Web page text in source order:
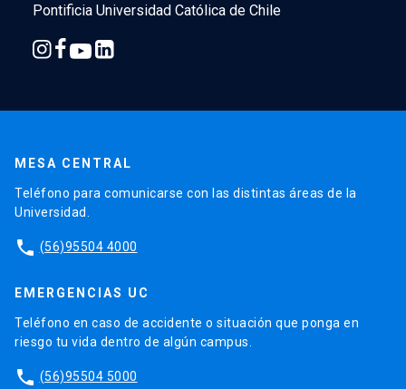
Pontificia Universidad Católica de Chile
MESA CENTRAL
Teléfono para comunicarse con las distintas áreas de la
Universidad.
phone (56)95504 4000
EMERGENCIAS UC
Teléfono en caso de accidente o situación que ponga en
riesgo tu vida dentro de algún campus.
phone (56)95504 5000